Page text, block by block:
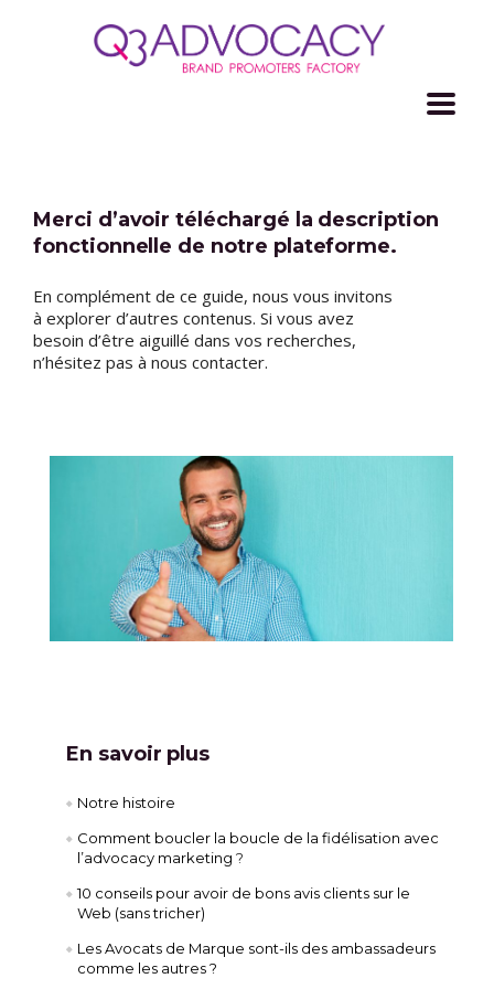
Merci d’avoir téléchargé la description
fonctionnelle de notre plateforme.
En complément de ce guide, nous vous invitons
à explorer d’autres contenus. Si vous avez
besoin d’être aiguillé dans vos recherches,
n’hésitez pas à nous contacter.
En savoir plus
Notre histoire
Comment boucler la boucle de la fidélisation avec
l’advocacy marketing ?
10 conseils pour avoir de bons avis clients sur le
Web (sans tricher)
Les Avocats de Marque sont-ils des ambassadeurs
comme les autres ?